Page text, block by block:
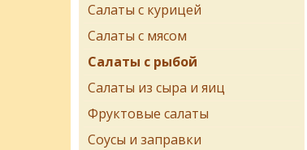
Салаты с курицей
Салаты с мясом
Салаты с рыбой
Салаты из сыра и яиц
Фруктовые салаты
Соусы и заправки